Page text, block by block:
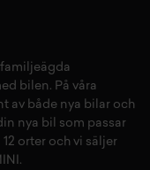
bilen. På våra
av både nya bilar och
nya bil som passar
orter och vi säljer
.